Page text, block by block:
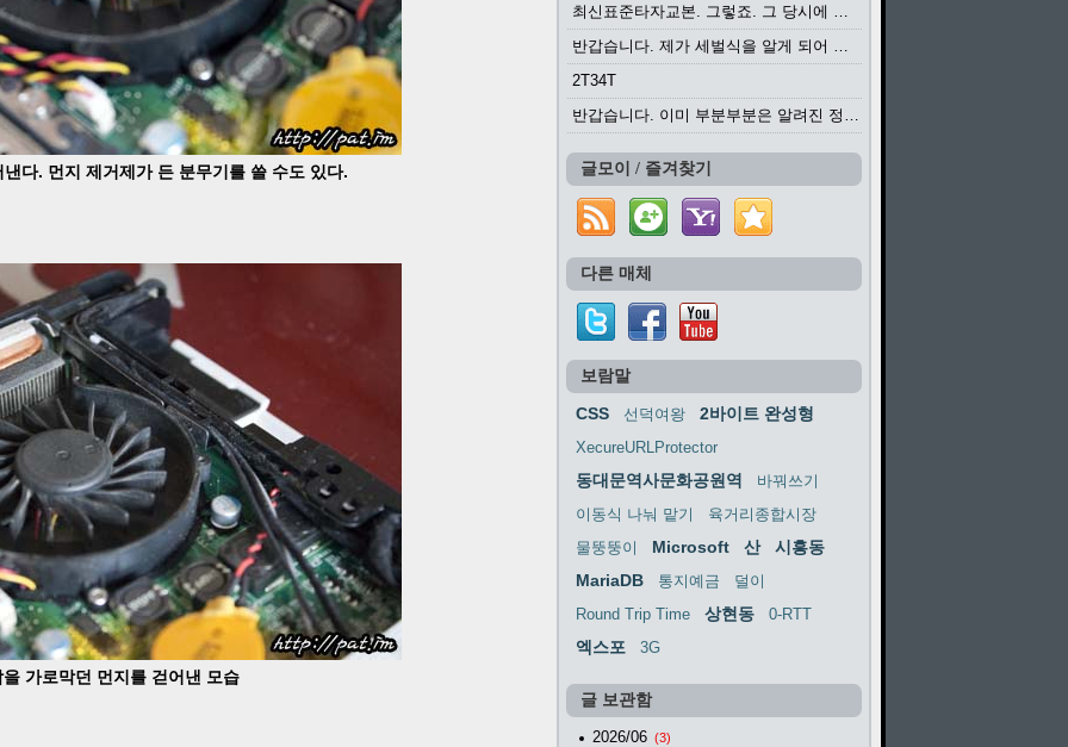
다. 먼지 제거제가 든 분무기를 쓸 수도 있다.
을 가로막던 먼지를 걷어낸 모습
최신표준타자교본. 그렇죠. 그 당시에 최신 표준...
반갑습니다. 제가 세벌식을 알게 되어 세벌식 써...
2T34T
반갑습니다. 이미 부분부분은 알려진 정보들이...
글모이 / 즐겨찾기
다른 매체
보람말
CSS 선덕여왕 2바이트 완성형
XecureURLProtector
동대문역사문화공원역
바꿔쓰기
이동식 나눠 맡기
육거리종합시장
물뚱뚱이
Microsoft 산
시흥동
MariaDB
통지예금
덜이
Round Trip Time
상현동 0-RTT
엑스포 3G
글 보관함
2026/06 (3)